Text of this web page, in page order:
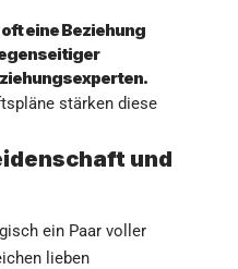
eine Beziehung
stärken diese
und
ein Paar voller
lieben